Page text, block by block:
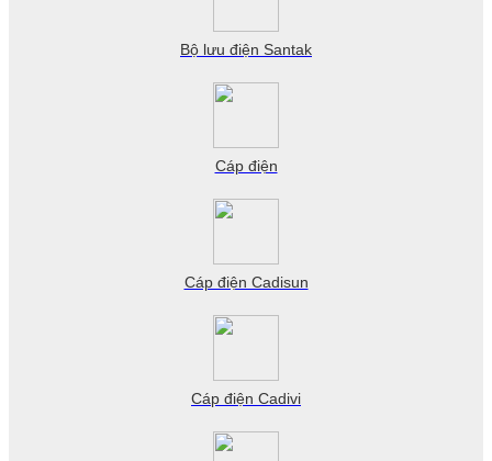
Bộ lưu điện Santak
Cáp điện
Cáp điện Cadisun
Cáp điện Cadivi